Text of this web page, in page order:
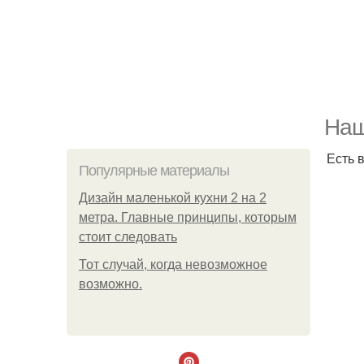
Популярные материалы
Дизайн маленькой кухни 2 на 2
метра. Главные принципы, которым
стоит следовать
Тот случай, когда невозможное
возможно.
Есть